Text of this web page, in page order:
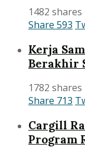
1482 shares
Share 593
Kerja
Berakhir
1782 shares
Share 713
Cargill
Program